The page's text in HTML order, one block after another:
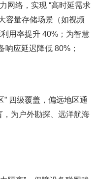
网络，实现 “高时延需求
容量存储场景（如视频
用率提升 40%；为智慧
响应延迟降低 80%；​
” 四级覆盖，偏远地区通
，为户外勘探、远洋航海